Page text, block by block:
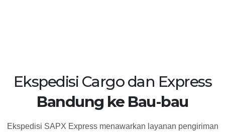
Ekspedisi Cargo dan Express
Bandung ke Bau-bau
Ekspedisi SAPX Express menawarkan layanan pengiriman